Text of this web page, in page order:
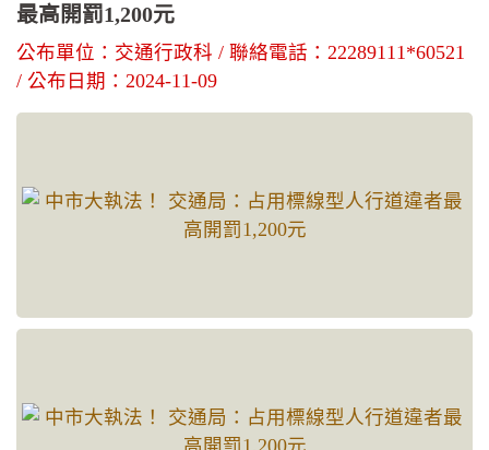
最高開罰1,200元
公布單位：交通行政科 / 聯絡電話：22289111*60521
/ 公布日期：2024-11-09